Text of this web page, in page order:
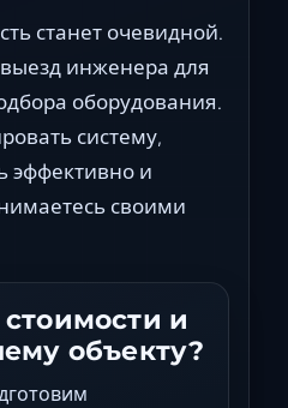
станет очевидной.
инженера для
оборудования.
систему,
эффективно и
своими
и
объекту?